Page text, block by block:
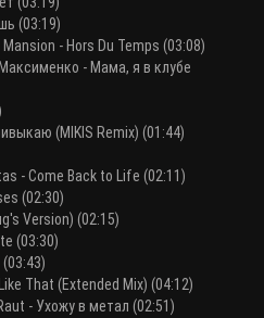
(03:19)
- Hors Du Temps (03:08)
- Мама, я в клубе
(MIKIS Remix) (01:44)
- Come Back to Life (02:11)
(02:30)
Version) (02:15)
(03:30)
That (Extended Mix) (04:12)
- Ухожу в метал (02:51)